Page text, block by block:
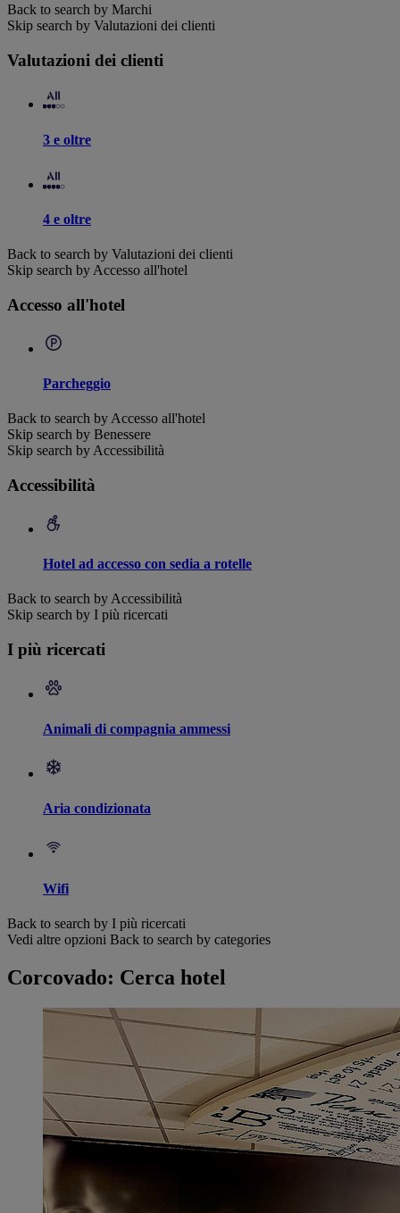
Back to search by Marchi
Skip search by Valutazioni dei clienti
Valutazioni dei clienti
3 e oltre
4 e oltre
Back to search by Valutazioni dei clienti
Skip search by Accesso all'hotel
Accesso all'hotel
Parcheggio
Back to search by Accesso all'hotel
Skip search by Benessere
Skip search by Accessibilità
Accessibilità
Hotel ad accesso con sedia a rotelle
Back to search by Accessibilità
Skip search by I più ricercati
I più ricercati
Animali di compagnia ammessi
Aria condizionata
Wifi
Back to search by I più ricercati
Vedi altre opzioni Back to search by categories
Corcovado: Cerca hotel